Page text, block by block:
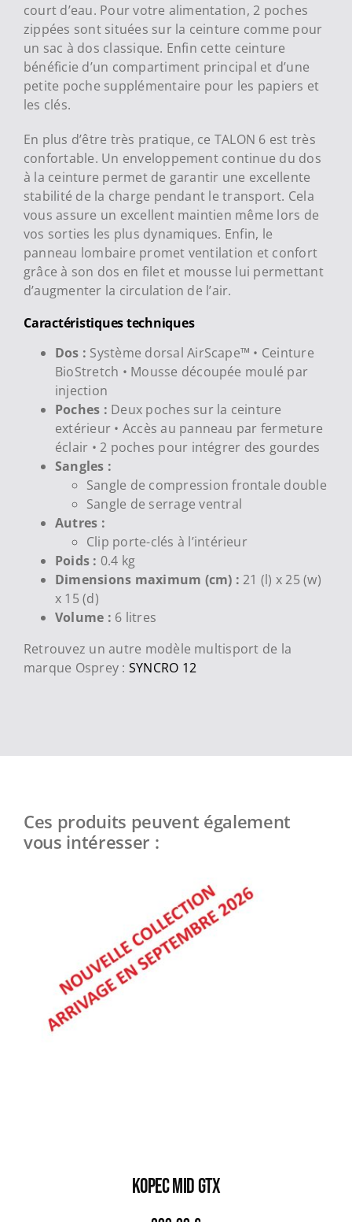
court d’eau. Pour votre alimentation, 2 poches
zippées sont situées sur la ceinture comme pour
un sac à dos classique. Enfin cette ceinture
bénéficie d’un compartiment principal et d’une
petite poche supplémentaire pour les papiers et
les clés.
En plus d’être très pratique, ce TALON 6 est très
confortable. Un enveloppement continue du dos
à la ceinture permet de garantir une excellente
stabilité de la charge pendant le transport. Cela
vous assure un excellent maintien même lors de
vos sorties les plus dynamiques. Enfin, le
panneau lombaire promet ventilation et confort
grâce à son dos en filet et mousse lui permettant
d’augmenter la circulation de l’air.
Caractéristiques techniques
Dos : Système dorsal AirScape™ • Ceinture
BioStretch • Mousse découpée moulé par
injection
Poches : Deux poches sur la ceinture
extérieur • Accès au panneau par fermeture
éclair • 2 poches pour intégrer des gourdes
Sangles :
Sangle de compression frontale double
Sangle de serrage ventral
Autres :
Clip porte-clés à l’intérieur
Poids : 0.4 kg
Dimensions maximum (cm) : 21 (l) x 25 (w)
x 15 (d)
Volume : 6 litres
Retrouvez un autre modèle multisport de la
marque Osprey : SYNCRO 12
Ces produits peuvent également
vous intéresser :
KOPEC MID GTX